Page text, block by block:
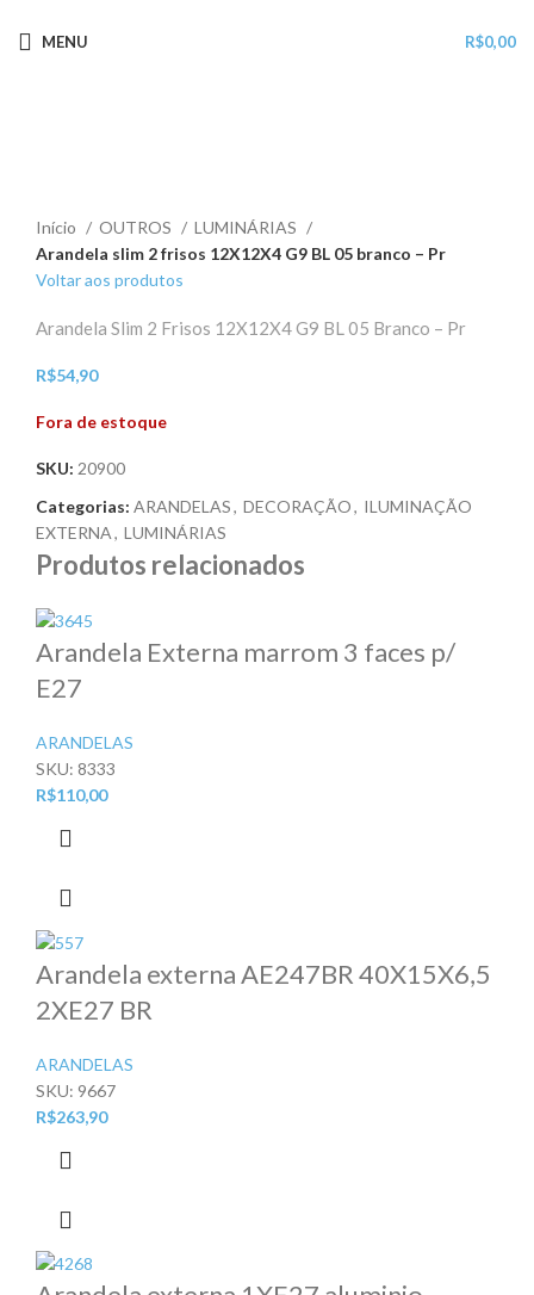
MENU R$0,00
Início
OUTROS
LUMINÁRIAS
Arandela slim 2 frisos 12X12X4 G9 BL 05 branco – Pr
Voltar aos produtos
Arandela Slim 2 Frisos 12X12X4 G9 BL 05 Branco – Pr
R$54,90
Fora de estoque
SKU: 20900
Categorias: ARANDELAS, DECORAÇÃO, ILUMINAÇÃO
EXTERNA, LUMINÁRIAS
Produtos relacionados
Arandela Externa marrom 3 faces p/
E27
ARANDELAS
SKU: 8333
R$110,00
Arandela externa AE247BR 40X15X6,5
2XE27 BR
ARANDELAS
SKU: 9667
R$263,90